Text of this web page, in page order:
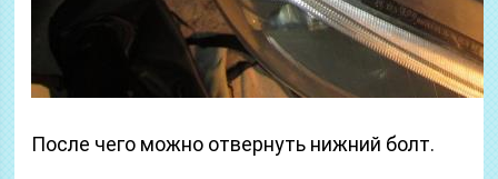
После чего можно отвернуть нижний болт.